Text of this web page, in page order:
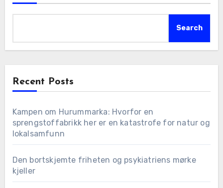
Search
Recent Posts
Kampen om Hurummarka: Hvorfor en
sprengstoffabrikk her er en katastrofe for natur og
lokalsamfunn
Den bortskjemte friheten og psykiatriens mørke
kjeller